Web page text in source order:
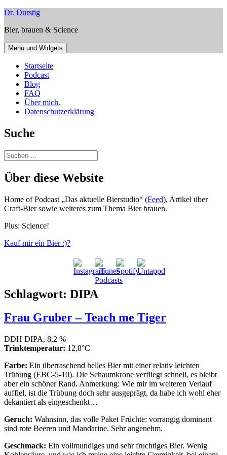
Zum
springen
Dr. Durstig
Bier, brauen & Science
Menü und Widgets
Startseite
Podcast
Blog
FAQ
Über mich.
Datenschutzerklärung
Suche
Suchen
nach:
Über diese Website
Home of Podcast „Das aktuelle Bierstudio“ (Feed), Artikel über
Craft-Bier sowie weiteres zum Thema Bier brauen.
Plus: Science!
Kauf mir ein Bier :)?
Schlagwort: DIPA
Frau Gruber – Teach me Tiger
DDH DIPA, 8,2 %
Trinktemperatur: 12,8°C
Farbe: Ein überraschend helles Bier mit einer relativ leichten
Trübung (EBC-5-10). Die Schaumkrone verfliegt schnell, es bleibt
aber ein schöner Rand. Anmerkung: Wie mir im weiteren Verlauf
auffiel, ist die Trübung doch sehr ausgeprägt, da habe ich wohl eher
dekantiert als eingeschenkt…
Geruch: Wahnsinn, das volle Paket Früchte: vorrangig dominant
sind rote Beeren und Mandarine. Sehr angenehm.
Geschmack: Ein vollmundiges und sehr fruchtiges Bier. Wenig